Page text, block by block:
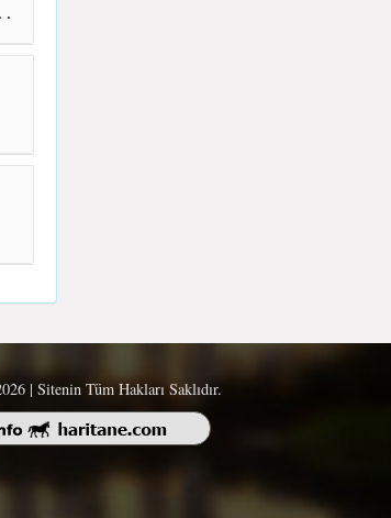
| Sitenin Tüm Hakları Saklıdır.